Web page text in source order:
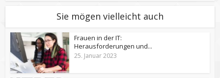
Sie mögen vielleicht auch
Frauen in der IT:
Herausforderungen und...
25. Januar 2023